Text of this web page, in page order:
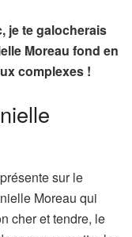
je te galocherais
Moreau fond en
complexes !
sur le
Moreau qui
cher et tendre, le